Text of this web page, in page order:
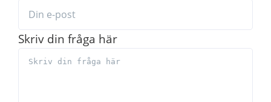
Skriv din fråga här